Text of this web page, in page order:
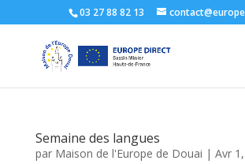
03 27 88 82 13
Semaine des langues
par Maison de l'Europe de Douai | Avr